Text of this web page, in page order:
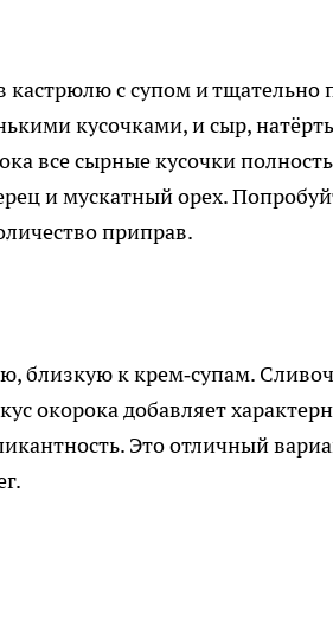
с супом и тщательно
кусочками, и сыр,
все сырные кусочки
и мускатный орех.
приправ.
близкую к крем‑супам.
окорока добавляет
Это отличный